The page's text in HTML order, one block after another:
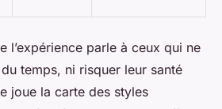
l’expérience parle à ceux qui ne
temps, ni risquer leur santé
joue la carte des styles